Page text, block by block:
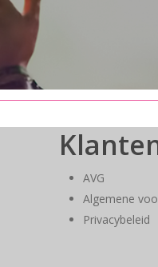
AVG
Algemene
Privacybeleid